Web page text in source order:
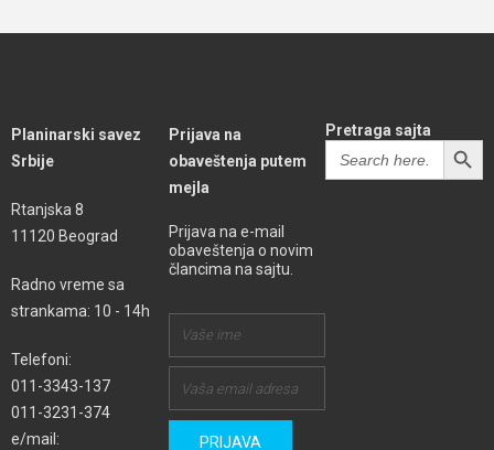
Planinarski savez
Srbije
Rtanjska 8
11120 Beograd
Radno vreme sa
strankama: 10 - 14h
Telefoni:
011-3343-137
011-3231-374
e/mail:
Prijava na
obaveštenja putem
mejla
Prijava na e-mail
obaveštenja o novim
člancima na sajtu.
Pretraga sajta
Search
for:
SEARCH